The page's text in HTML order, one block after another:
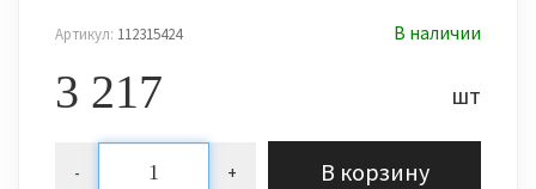
Артикул: 112315424 В наличии
3 217 шт
- + В корзину